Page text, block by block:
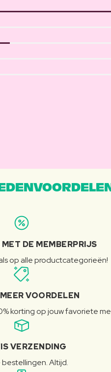
DE MEMBERPRIJS
op alle productcategorieën!
VOORDELEN
korting op jouw favoriete
VERZENDING
bestellingen. Altijd.